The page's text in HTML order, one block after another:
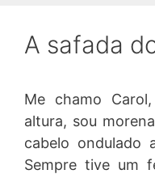
A safada
Me chamo
altura, sou
cabelo ondulado
Sempre tive um